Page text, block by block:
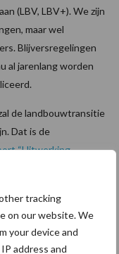
tracking
on our website. We
your device and
address and
(LBV, LBV+). We zijn
maar wel
Blijversregelingen
al jarenlang worden
de landbouwtransitie
Dat is de
“Uitwerking
en
ministerie van LNV,
die politici en
keuzes als het